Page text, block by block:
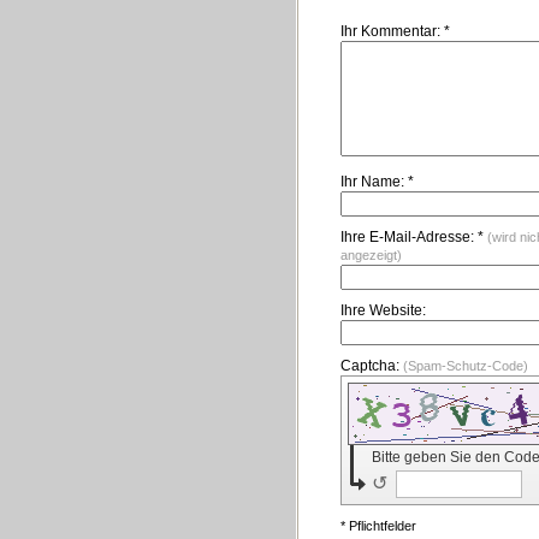
Ihr Kommentar: *
Ihr Name: *
Ihre E-Mail-Adresse: * (wird
angezeigt)
Ihre Website:
Captcha: (Spam-Schutz-Code)
Bitte geben Sie den
↺
* Pflichtfelder